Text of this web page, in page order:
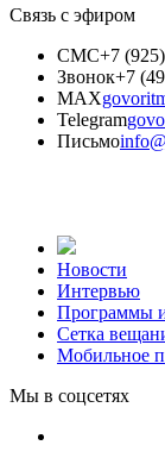
Связь с эфиром
СМС+7
Звонок+7
MAX
Telegram
Письмо
Новости
Интервью
Программы
Сетка
Мобильное
Мы в соцсетях